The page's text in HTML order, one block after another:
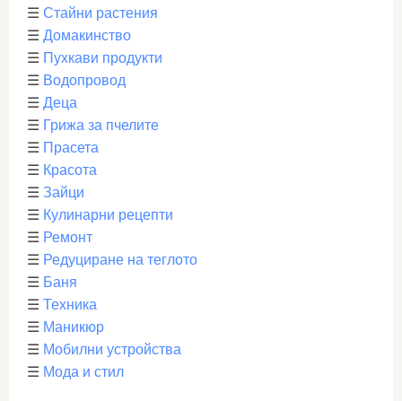
☰ Стайни растения
☰ Домакинство
☰ Пухкави продукти
☰ Водопровод
☰ Деца
☰ Грижа за пчелите
☰ Прасета
☰ Красота
☰ Зайци
☰ Кулинарни рецепти
☰ Ремонт
☰ Редуциране на теглото
☰ Баня
☰ Техника
☰ Маникюр
☰ Мобилни устройства
☰ Мода и стил